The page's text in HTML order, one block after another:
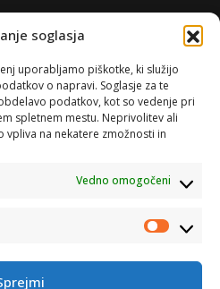
soglasja
uporabljamo piškotke, ki služijo
o napravi. Soglasje za te
podatkov, kot so vedenje pri
spletnem mestu. Neprivolitev ali
na nekatere zmožnosti in
Vedno omogočeni
Trženje